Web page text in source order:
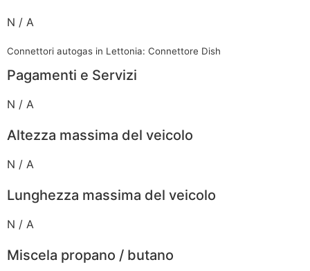
N / A
Connettori autogas in Lettonia: Connettore Dish
Pagamenti e Servizi
N / A
Altezza massima del veicolo
N / A
Lunghezza massima del veicolo
N / A
Miscela propano / butano